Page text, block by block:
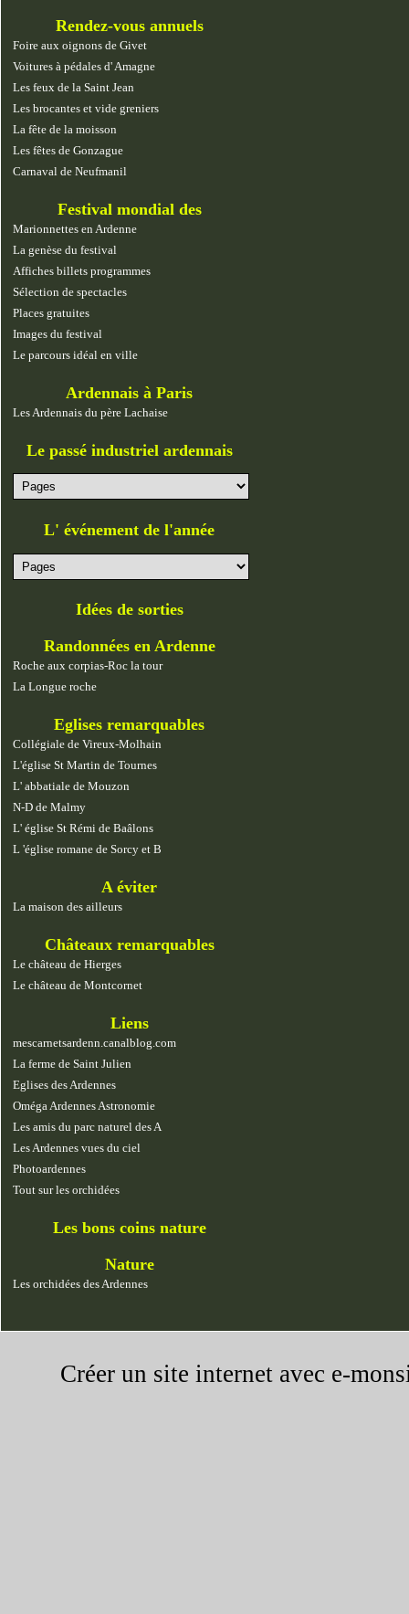
Rendez-vous annuels
Foire aux oignons de Givet
Voitures à pédales d' Amagne
Les feux de la Saint Jean
Les brocantes et vide greniers
La fête de la moisson
Les fêtes de Gonzague
Carnaval de Neufmanil
Festival mondial des
marionnettes
Marionnettes en Ardenne
La genèse du festival
Affiches billets programmes
Sélection de spectacles
Places gratuites
Images du festival
Le parcours idéal en ville
Ardennais à Paris
Les Ardennais du père Lachaise
Le passé industriel ardennais
L' événement de l'année
Idées de sorties
Randonnées en Ardenne
Roche aux corpias-Roc la tour
La Longue roche
Eglises remarquables
Collégiale de Vireux-Molhain
L'église St Martin de Tournes
L' abbatiale de Mouzon
N-D de Malmy
L' église St Rémi de Baâlons
L 'église romane de Sorcy et B
A éviter
La maison des ailleurs
Châteaux remarquables
Le château de Hierges
Le château de Montcornet
Liens
mescarnetsardenn.canalblog.com
La ferme de Saint Julien
Eglises des Ardennes
Oméga Ardennes Astronomie
Les amis du parc naturel des A
Les Ardennes vues du ciel
Photoardennes
Tout sur les orchidées
Les bons coins nature
Nature
Les orchidées des Ardennes
Créer un site internet avec e-